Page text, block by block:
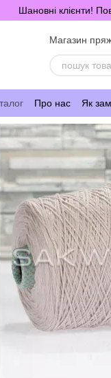
Шановні клієнти!
Магазин
Про нас Як